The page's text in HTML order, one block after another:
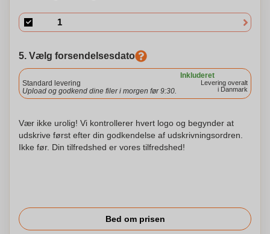
5. Vælg forsendelsesdato
Inkluderet
Standard levering
Upload og godkend dine filer i morgen før 9:30.
Levering overalt
i Danmark
Vær ikke urolig! Vi kontrollerer hvert logo og begynder at
udskrive først efter din godkendelse af udskrivningsordren.
Ikke før. Din tilfredshed er vores tilfredshed!
Bed om prisen